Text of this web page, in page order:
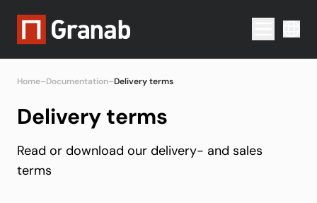
Menu
Home–Documentation–Delivery terms
Delivery terms
Read or download our delivery- and sales
terms